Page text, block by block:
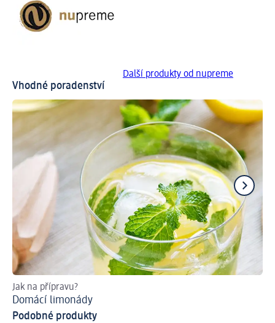
Další produkty od nupreme
Vhodné poradenství
Jak na přípravu?
Domácí limonády
Podobné produkty